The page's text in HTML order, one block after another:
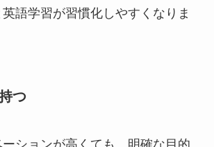
語学習が習慣化しやすくなりま
つ